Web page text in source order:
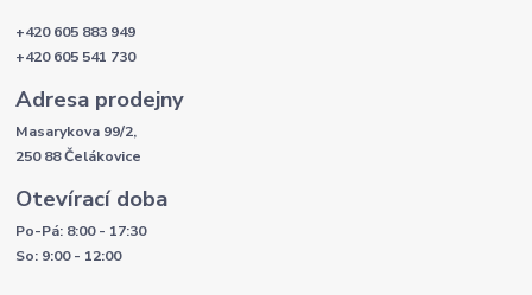
+420 605 883 949
+420 605 541 730
Adresa prodejny
Masarykova 99/2,
250 88 Čelákovice
Otevírací doba
Po-Pá: 8:00 - 17:30
So: 9:00 - 12:00